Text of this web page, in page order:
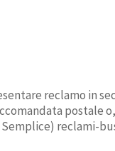
reclamo in
postale
reclami-